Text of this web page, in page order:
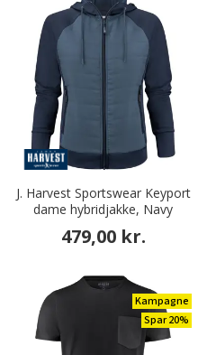
J. Harvest Sportswear Keyport
dame hybridjakke, Navy
479,00 kr.
Kampagne
Spar 20%